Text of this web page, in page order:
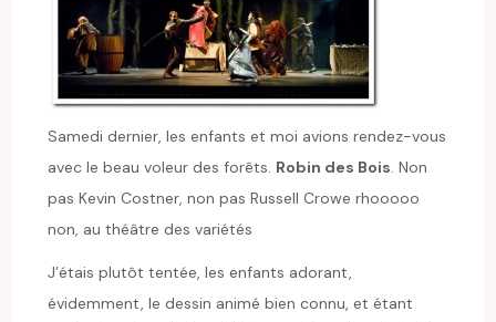
Samedi dernier, les enfants et moi avions rendez-vous
avec le beau voleur des forêts. Robin des Bois. Non
pas Kevin Costner, non pas Russell Crowe rhooooo
non, au théâtre des variétés
J’étais plutôt tentée, les enfants adorant,
évidemment, le dessin animé bien connu, et étant